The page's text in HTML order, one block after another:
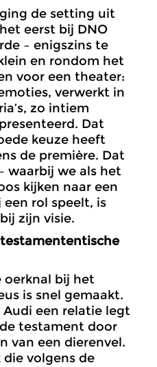
de setting uit
eerst bij DNO
– enigszins te
en rondom het
voor een theater:
verwerkt in
zo intiem
Dat
keuze heeft
de première. Dat
waarbij we als het
kijken naar een
rol speelt, is
zijn visie.
oerknal bij het
is snel gemaakt.
een relatie legt
testament door
van een dierenvel.
die volgens de